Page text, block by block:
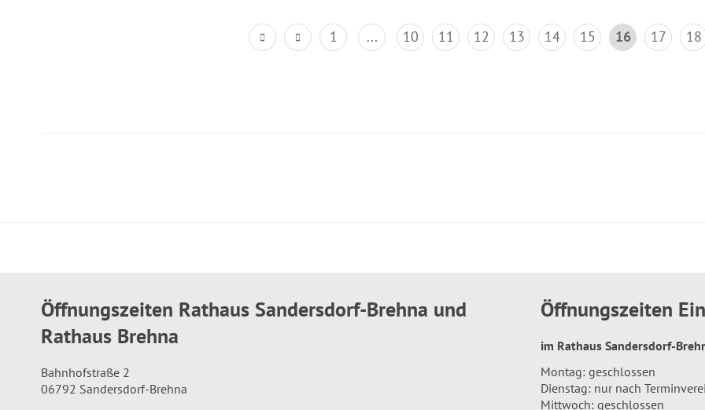
1 ... 10 11 12 13 14 15 16 17 18
Öffnungszeiten Rathaus Sandersdorf-Brehna und
Rathaus Brehna
Bahnhofstraße 2
06792 Sandersdorf-Brehna
Öffnungszeiten
im Rathaus Sandersdorf-
Montag: geschlossen
Dienstag: nur nach
Mittwoch: geschlossen